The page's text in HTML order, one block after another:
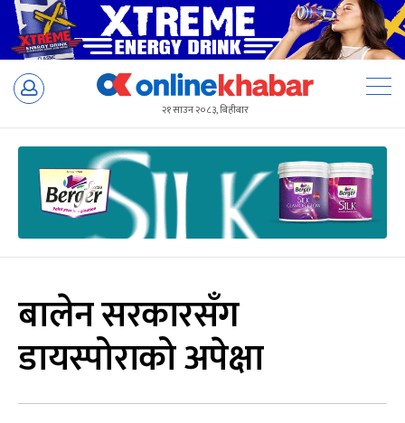
Skip
२१ साउन २०८३, बिहीबार
बालेन सरकारसँग
डायस्पोराको अपेक्षा